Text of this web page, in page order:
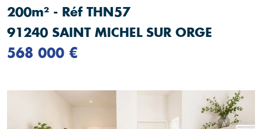
200m² - Réf THN57
91240 SAINT MICHEL SUR ORGE
568 000 €